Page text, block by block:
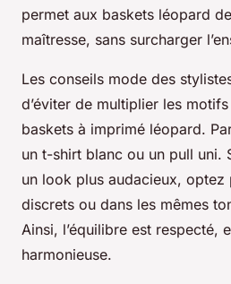
permet aux baskets léopard
maîtresse, sans surcharger
Les conseils mode des
d’éviter de multiplier les
baskets à imprimé léopard.
un t-shirt blanc ou un pull uni.
un look plus audacieux, optez
discrets ou dans les mêmes
Ainsi, l’équilibre est respecté,
harmonieuse.